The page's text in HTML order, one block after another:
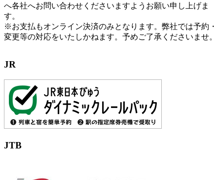
へ各社へお問い合わせくださいますようお願い申し上げま
す。
※お支払もオンライン決済のみとなります。弊社では予約・
変更等の対応をいたしかねます。予めご了承くださいませ。
JR
JTB